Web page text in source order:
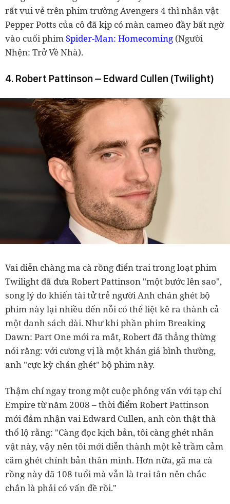
rất vui vẻ trên phim trường Avengers 4 thì nhân vật
Pepper Potts của cô đã kịp có màn cameo đầy bất ngờ
vào cuối phim Spider-Man: Homecoming (Người
Nhện: Trở Về Nhà).
4. Robert Pattinson – Edward Cullen (Twilight)
Vai diễn chàng ma cà rồng điển trai trong loạt phim
Twilight đã đưa Robert Pattinson "một bước lên sao",
song lý do khiến tài tử trẻ người Anh chán ghét bộ
phim này lại nhiều đến nỗi có thể liệt kê ra thành cả
một danh sách dài. Như khi phần phim Breaking
Dawn: Part One mới ra mắt, Robert đã thẳng thừng
nói rằng: với cương vị là một khán giả bình thường,
anh "cực kỳ chán ghét" bộ phim này.
Thậm chí ngay trong một cuộc phỏng vấn với tạp chí
Empire từ năm 2008 – thời điểm Robert Pattinson
mới đảm nhận vai Edward Cullen, anh còn thật thà
thổ lộ rằng: "Càng đọc kịch bản, tôi càng ghét nhân
vật này, vậy nên tôi mới diễn thành một kẻ trầm cảm
căm ghét chính bản thân mình. Hơn nữa, gã ma cà
rồng này đã 108 tuổi mà vẫn là trai tân nên chắc
chắn là phải có vấn đề rồi."